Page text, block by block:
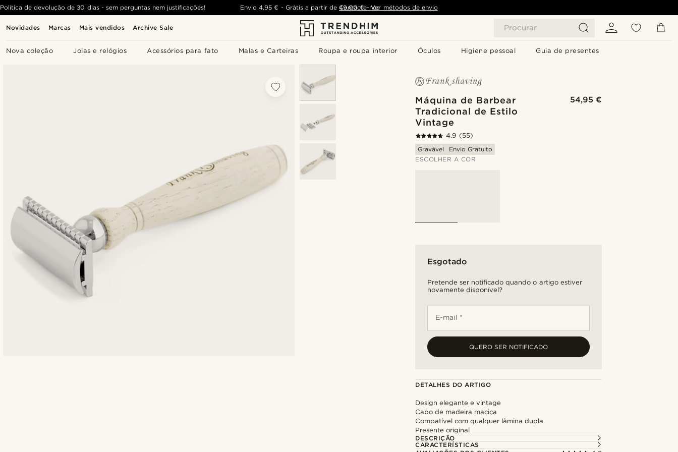
Novidades Marcas Mais vendidos Archive Sale Procurar
Nova coleção Joias e relógios Acessórios para fato Malas e Carteiras Roupa e roupa interior Óculos Higiene pessoal Guia de presentes
Política de devolução de 30 dias - sem perguntas nem justificações! Envio 4,95 € - Grátis a partir de 49,00 € - Ver métodos de envio
Contacte-nos
Máquina de Barbear
Tradicional de Estilo
Vintage
54,95 €
4.9 (55)
Gravável
Envio Gratuito
ESCOLHER A COR
Esgotado
Pretende ser notificado quando o artigo estiver
novamente disponível?
E-mail *
QUERO SER NOTIFICADO
DETALHES DO ARTIGO
Design elegante e vintage
Cabo de madeira maciça
Compatível com qualquer lâmina dupla
Presente original
DESCRIÇÃO
CARACTERÍSTICAS